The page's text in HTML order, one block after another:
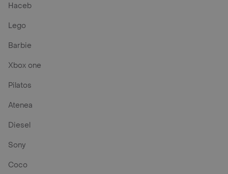
Haceb
Lego
Barbie
Xbox one
Pilatos
Atenea
Diesel
Sony
Coco